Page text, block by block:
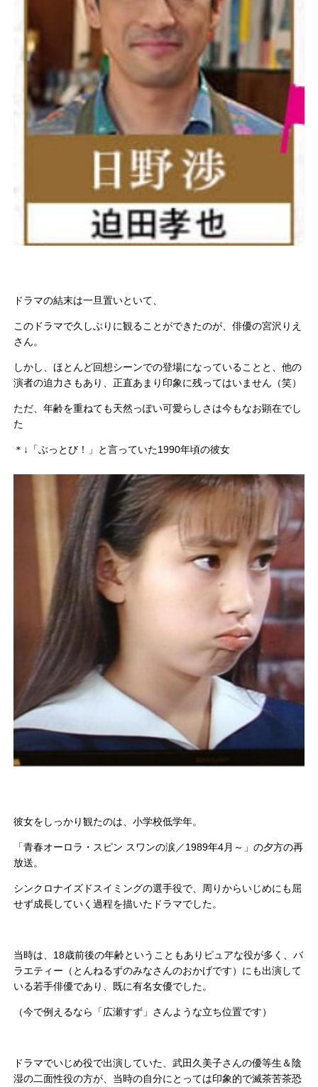
ドラマの結末は一旦置いといて、
このドラマで久しぶりに観ることができたのが、俳優の宮沢りえ
さん。
しかし、ほとんど回想シーンでの登場になっていることと、他の
演者の迫力さもあり、正直あまり印象に残ってはいません（笑）
ただ、年齢を重ねても天然っぽい可愛らしさは今もなお顕在でし
た
＊↓「ぶっとび！」と言っていた1990年頃の彼女
彼女をしっかり観たのは、小学校低学年。
「青春オーロラ・スピン スワンの涙／1989年4月～」の夕方の再
放送。
シンクロナイズドスイミングの選手役で、周りからいじめにも屈
せず成長していく過程を描いたドラマでした。
当時は、18歳前後の年齢ということもありピュアな役が多く、バ
ラエティー（とんねるずのみなさんのおかげです）にも出演して
いる若手俳優であり、既に有名女優でした。
（今で例えるなら「広瀬すず」さんような立ち位置です）
ドラマでいじめ役で出演していた、武田久美子さんの優等生＆陰
湿の二面性役の方が、当時の自分にとっては印象的で滅茶苦茶恐